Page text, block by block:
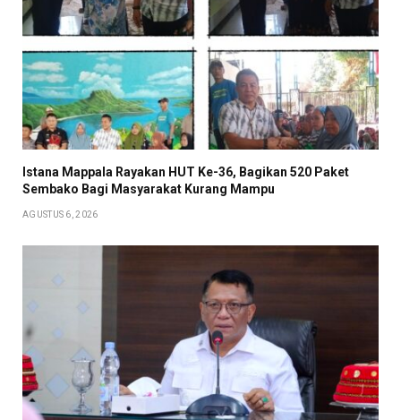
Istana Mappala Rayakan HUT Ke-36, Bagikan 520 Paket
Sembako Bagi Masyarakat Kurang Mampu
AGUSTUS 6, 2026